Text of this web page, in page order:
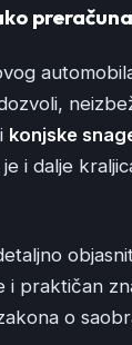
i konjske
i dalje
i praktičan
o